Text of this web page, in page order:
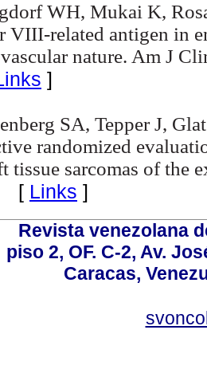
WH, Mukai K,
VIII-related antigen in
nature. Am J
]
SA, Tepper J,
randomized
tissue sarcomas of the
Links ]
Revista venezolana
piso 2, OF. C-2, Av.
Caracas,